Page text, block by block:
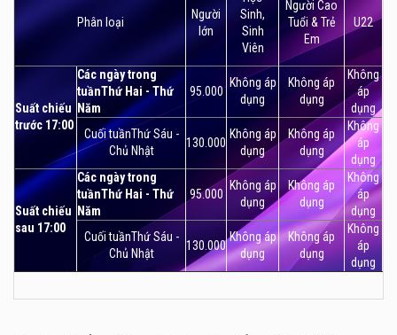
Phân loại
Người
lớn
Sinh,
Sinh
Viên
Người Cao
Tuổi & Trẻ
Em
U22
Suất chiếu
trước 17:00
Các ngày trong
tuầnThứ Hai - Thứ
Năm
95.000
Không áp
dụng
Không áp
dụng
Không
áp
dụng
Cuối tuầnThứ Sáu -
Chủ Nhật
130.000
Không áp
dụng
Không áp
dụng
Không
áp
dụng
Suất chiếu
sau 17:00
Các ngày trong
tuầnThứ Hai - Thứ
Năm
95.000
Không áp
dụng
Không áp
dụng
Không
áp
dụng
Cuối tuầnThứ Sáu -
Chủ Nhật
130.000
Không áp
dụng
Không áp
dụng
Không
áp
dụng